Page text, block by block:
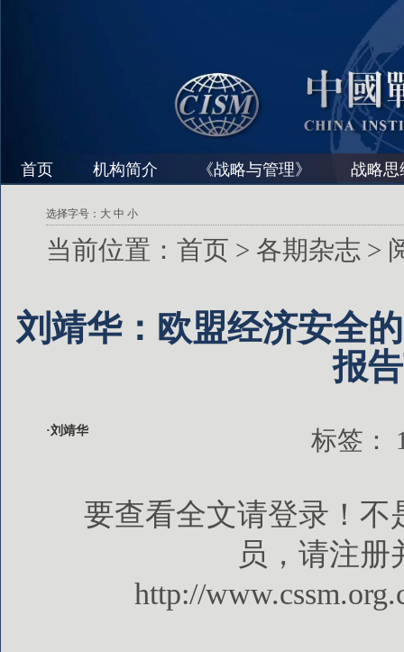
首页 机构简介 《战略与管理》 战略思
选择字号： 大 中 小
当前位置： 首页 > 各期杂志 >
刘靖华：欧盟经济安全
报
·刘靖华 标签：
要查看全文请登录！不
员，请注册
http://